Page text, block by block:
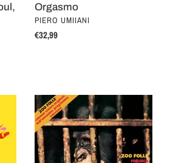
Orgasmo
VENDOR
PIERO UMIIANI
Regular
€32,99
Zoo
Folle
(Extended
Reissue)